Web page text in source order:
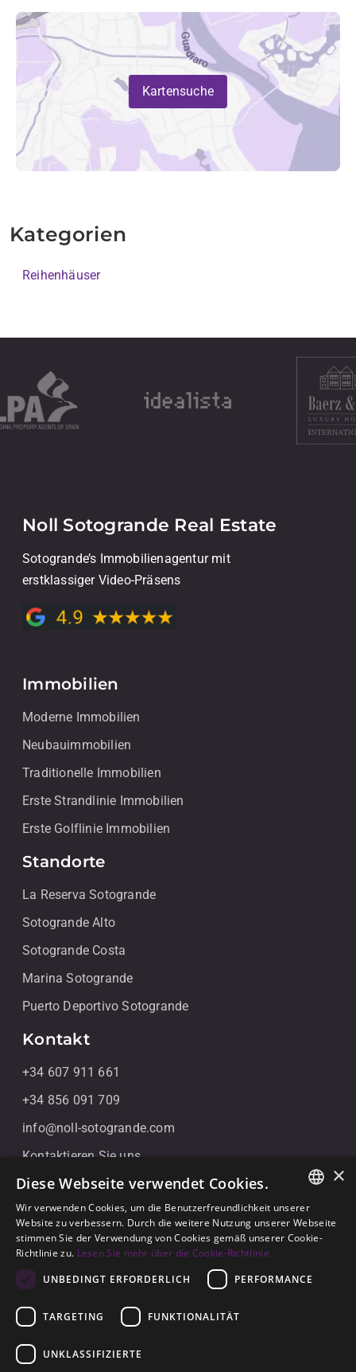
Kartensuche
Kategorien
Reihenhäuser
Noll Sotogrande Real Estate
Sotogrande’s Immobilienagentur mit
erstklassiger Video-Präsens
Immobilien
Moderne Immobilien
Neubauimmobilien
Traditionelle Immobilien
Erste Strandlinie Immobilien
Erste Golflinie Immobilien
Standorte
La Reserva Sotogrande
Sotogrande Alto
Sotogrande Costa
Marina Sotogrande
Puerto Deportivo Sotogrande
Kontakt
+34 607 911 661
+34 856 091 709
info@noll-sotogrande.com
Kontaktieren Sie uns
Galerias Paniagua Local 43 Avenida de Paniagua, s/n
11310 Sotogrande, Cádiz
Rechtlicher Hinweis
ENGLISH
SPANISH
×
Diese Webseite verwendet Cookies.
Wir verwenden Cookies, um die Benutzerfreundlichkeit unserer
Website zu verbessern. Durch die weitere Nutzung unserer Webseite
stimmen Sie der Verwendung von Cookies gemäß unserer Cookie-
Richtlinie zu. Lesen Sie mehr über die Cookie-Richtlinie
UNBEDINGT ERFORDERLICH
PERFORMANCE
TARGETING FUNKTIONALITÄT
UNKLASSIFIZIERTE